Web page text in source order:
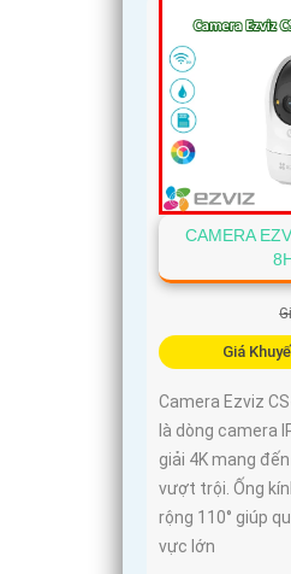
CAMERA
Giá
Camera Ezviz
là dòng camera
giải 4K mang
vượt trội. Ống
rộng 110° giúp
vực lớn